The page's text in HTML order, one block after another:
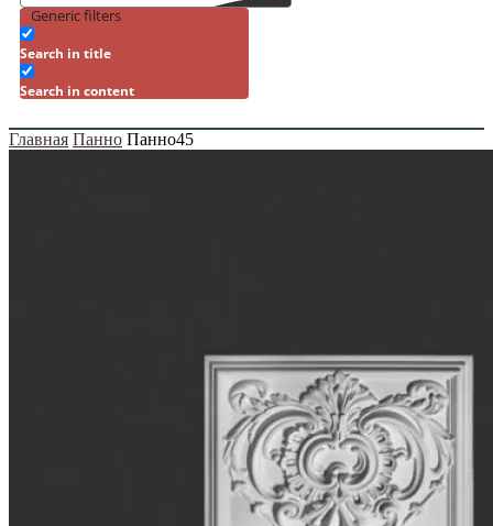
Generic filters
Search in title
Search in content
Главная Панно Панно45